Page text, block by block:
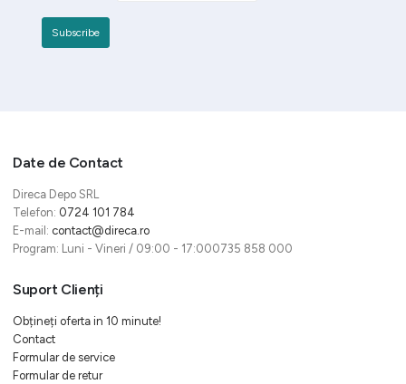
Date de Contact
Direca Depo SRL
Telefon: 0724 101 784
E-mail: contact@direca.ro
Program: Luni - Vineri / 09:00 - 17:000735 858 000
Suport Clienți
Obțineți oferta in 10 minute!
Contact
Formular de service
Formular de retur